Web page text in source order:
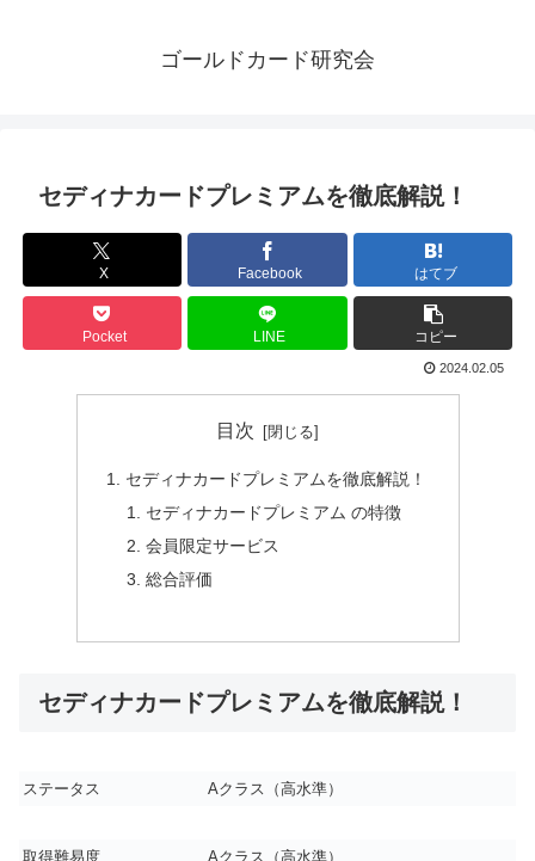
ゴールドカード研究会
セディナカードプレミアムを徹底解説！
X Facebook はてブ
Pocket LINE コピー
2024.02.05
目次
セディナカードプレミアムを徹底解説！
セディナカードプレミアム の特徴
会員限定サービス
総合評価
セディナカードプレミアムを徹底解説！
ステータス Aクラス（高水準）
取得難易度 Aクラス（高水準）